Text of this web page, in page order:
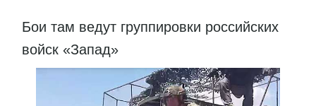
Бои там ведут группировки российских
войск «Запад»